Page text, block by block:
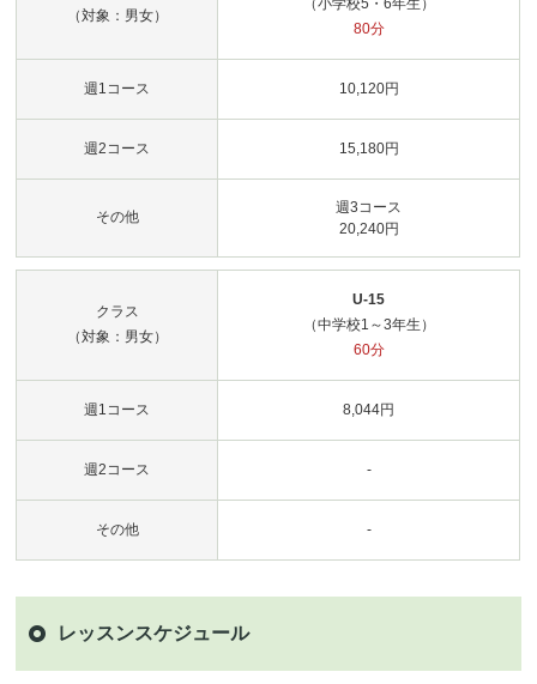
（対象：男女）
（小学校5・6年生）
80分
週1コース 10,120円
週2コース 15,180円
その他
週3コース
20,240円
クラス
（対象：男女）
U-15
（中学校1～3年生）
60分
週1コース 8,044円
週2コース -
その他 -
レッスンスケジュール